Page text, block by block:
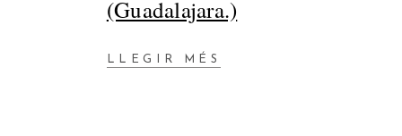
(Guadalajara.)
LLEGIR MÉS